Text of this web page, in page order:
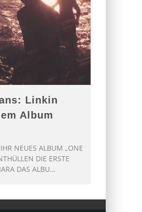
Linkin
Album
NEUES ALBUM „ONE
DIE ERSTE
DAS ALBU...